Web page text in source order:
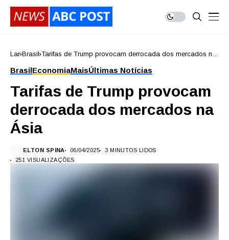
Lar Brasil Tarifas de Trump provocam derrocada dos mercados na
BrasilEconomiaMaisÚltimas Notícias
Tarifas de Trump provocam
derrocada dos mercados na
Ásia
ELTON SPINA 06/04/2025
3 MINUTOS LIDOS
251 VISUALIZAÇÕES